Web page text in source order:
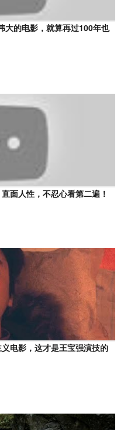
大的电影，就算再过100年也
面人性，不忍心看第二遍！
电影，这才是王宝强演技的